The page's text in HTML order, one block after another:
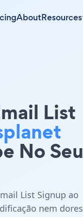
AboutResources
List
No Seu
List Signup ao
nem dores